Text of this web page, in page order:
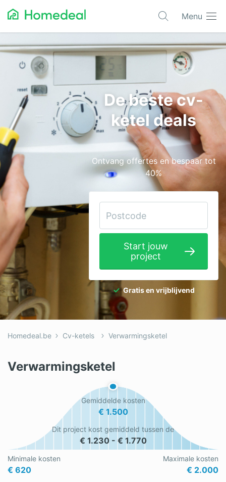
Menu
Populaire projecten
Aannemer
Airco
Alarmsystemen
Architect
Asbest
Bestrating
Cv-ketels
Dakwerken
Elektricien
Glas
Hekwerken
Hovenier
Isolatie
Loodgieter
Rolluiken
Schilder
Schrijnwerker
De beste cv-
ketel deals
Ontvang offertes en bespaar tot
40%
Start jouw
project
Gratis en vrijblijvend
Homedeal.be Cv-ketels Verwarmingsketel
Verwarmingsketel
Minimale kosten
€ 620
Gemiddelde kosten
€ 1.500
Maximale kosten
€ 2.000
Dit project kost gemiddeld tussen de
€ 1.230 - € 1.770